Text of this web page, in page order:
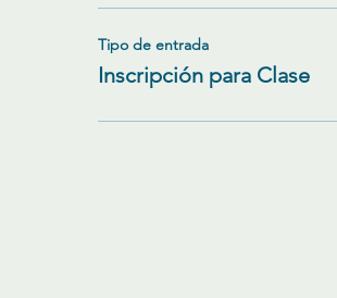
Tipo de entrada
Inscripción para Clase